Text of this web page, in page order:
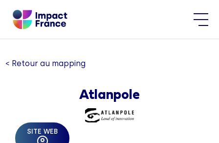
< Retour au mapping
Atlanpole
SITE WEB